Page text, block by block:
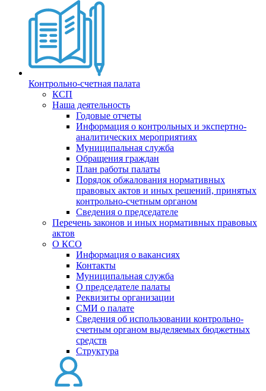
Контрольно-счетная палата
КСП
Наша деятельность
Годовые отчеты
Информация о контрольных и экспертно-
аналитических мероприятиях
Муниципальная служба
Обращения граждан
План работы палаты
Порядок обжалования нормативных
правовых актов и иных решений, принятых
контрольно-счетным органом
Сведения о председателе
Перечень законов и иных нормативных правовых
актов
О КСО
Информация о вакансиях
Контакты
Муниципальная служба
О председателе палаты
Реквизиты организации
СМИ о палате
Сведения об использовании контрольно-
счетным органом выделяемых бюджетных
средств
Структура